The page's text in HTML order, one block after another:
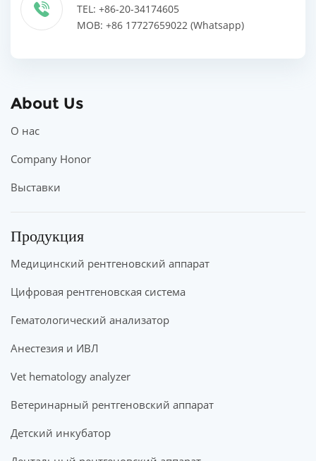
TEL: +86-20-34174605
MOB: +86 17727659022 (Whatsapp)
About Us
О нас
Company Honor
Выставки
Продукция
Медицинский рентгеновский аппарат
Цифровая рентгеновская система
Гематологический анализатор
Анестезия и ИВЛ
Vet hematology analyzer
Ветеринарный рентгеновский аппарат
Детский инкубатор